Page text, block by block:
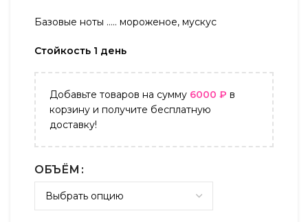
Базовые ноты ….. мороженое, мускус
Стойкость 1 день
Добавьте товаров на сумму 6000 ₽ в
корзину и получите бесплатную
доставку!
ОБЪЁМ